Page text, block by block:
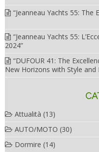
“Jeanneau Yachts 55: The
“Jeanneau Yachts 55:
2024”
“DUFOUR 41: The
New Horizons with Style and
Attualità (13)
AUTO/MOTO (30)
Dormire (14)